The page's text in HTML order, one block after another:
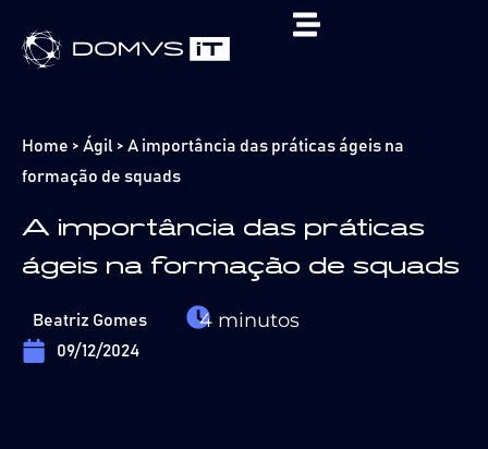
Home > Ágil > A importância das práticas ágeis na
formação de squads
A importância das práticas
ágeis na formação de squads
Beatriz Gomes
09/12/2024
4 minutos